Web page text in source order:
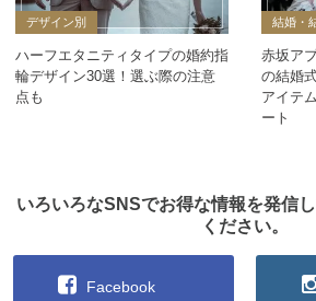
デザイン別
ハーフエタニティタイプの婚約指
輪デザイン30選！選ぶ際の注意
点も
結婚・
赤坂ア
の結婚
アイテ
ート
いろいろなSNSでお得な情報を発信
ください。
Facebook